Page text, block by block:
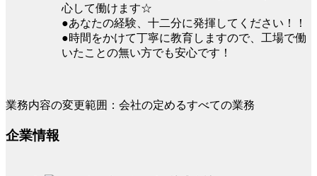
心して働けます☆
●あなたの経験、十二分に発揮してください！！
●時間をかけて丁寧に教育しますので、工場で働
いたことの無い方でも安心です！
業務内容の変更範囲：会社の定めるすべての業務
企業情報